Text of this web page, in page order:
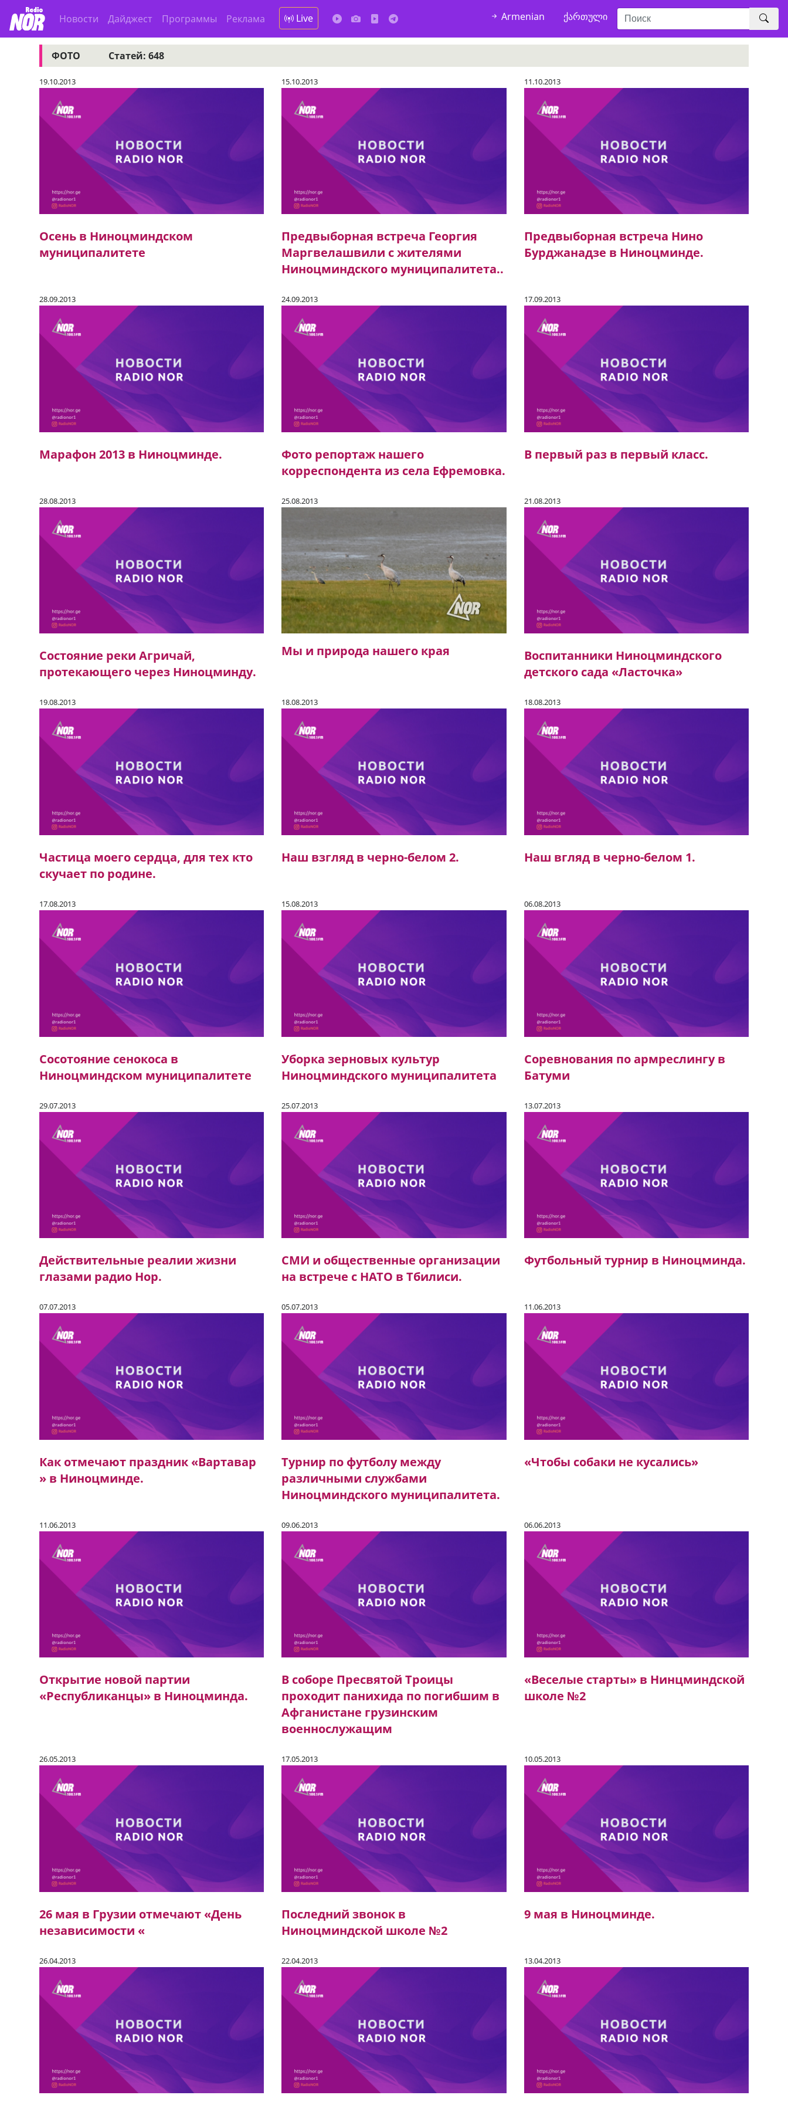
Новости Дайджест Программы Реклама Live Armenian ქართული
ФОТО Статей: 648
19.10.2013
Осень в Ниноцминдском
муниципалитете
15.10.2013
Предвыборная встреча Георгия
Маргвелашвили с жителями
Ниноцминдского муниципалитета..
11.10.2013
Предвыборная встреча Нино
Бурджанадзе в Ниноцминде.
28.09.2013
Марафон 2013 в Ниноцминде.
24.09.2013
Фото репортаж нашего
корреспондента из села Ефремовка.
17.09.2013
В первый раз в первый класс.
28.08.2013
Состояние реки Агричай,
протекающего через Ниноцминду.
25.08.2013
Мы и природа нашего края
21.08.2013
Воспитанники Ниноцминдского
детского сада «Ласточка»
19.08.2013
Частица моего сердца, для тех кто
скучает по родине.
18.08.2013
Наш взгляд в черно-белом 2.
18.08.2013
Наш вгляд в черно-белом 1.
17.08.2013
Сосотояние сенокоса в
Ниноцминдском муниципалитете
15.08.2013
Уборка зерновых культур
Ниноцминдского муниципалитета
06.08.2013
Соревнования по армреслингу в
Батуми
29.07.2013
Действительные реалии жизни
глазами радио Нор.
25.07.2013
СМИ и общественные организации
на встрече с НАТО в Тбилиси.
13.07.2013
Футбольный турнир в Ниноцминда.
07.07.2013
Как отмечают праздник «Вартавар
» в Ниноцминде.
05.07.2013
Турнир по футболу между
различными службами
Ниноцминдского муниципалитета.
11.06.2013
«Чтобы собаки не кусались»
11.06.2013
Открытие новой партии
«Республиканцы» в Ниноцминда.
09.06.2013
В соборе Пресвятой Троицы
проходит панихида по погибшим в
Афганистане грузинским
военнослужащим
06.06.2013
«Веселые старты» в Нинцминдской
школе №2
26.05.2013
26 мая в Грузии отмечают «День
независимости «
17.05.2013
Последний звонок в
Ниноцминдской школе №2
10.05.2013
9 мая в Ниноцминде.
26.04.2013 22.04.2013 13.04.2013